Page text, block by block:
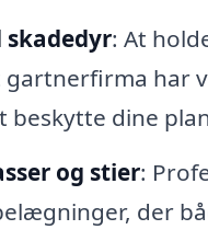
skadedyr: At
har
dine
og stier:
der